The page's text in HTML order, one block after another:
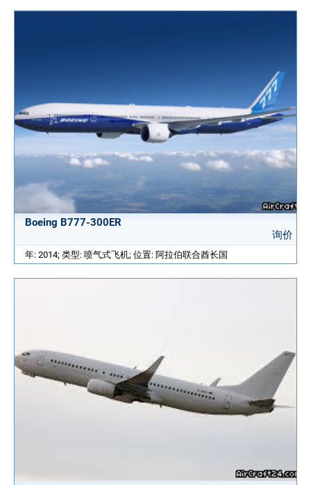
Boeing B777-300ER
询价
年: 2014; 类型: 喷气式飞机; 位置: 阿拉伯联合酋长国